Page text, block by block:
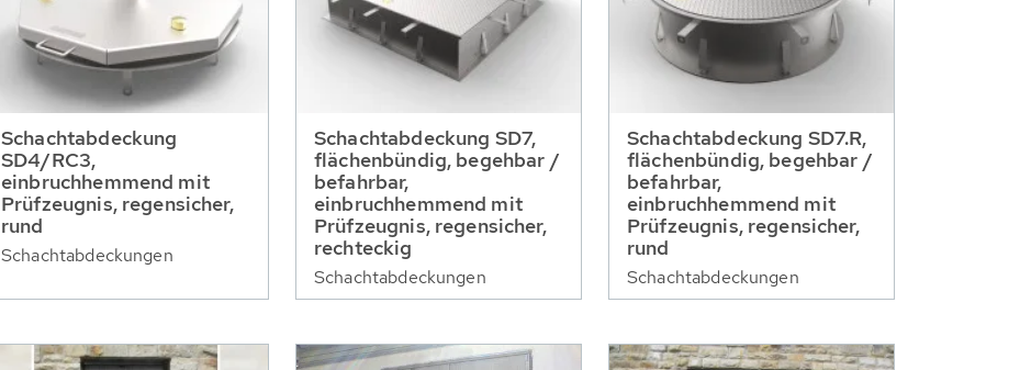
Schachtabdeckung
SD4/RC3,
einbruchhemmend mit
Prüfzeugnis, regensicher,
rund
Schachtabdeckungen
Schachtabdeckung SD7,
flächenbündig, begehbar /
befahrbar,
einbruchhemmend mit
Prüfzeugnis, regensicher,
rechteckig
Schachtabdeckungen
Schachtabdeckung SD7.R,
flächenbündig, begehbar /
befahrbar,
einbruchhemmend mit
Prüfzeugnis, regensicher,
rund
Schachtabdeckungen